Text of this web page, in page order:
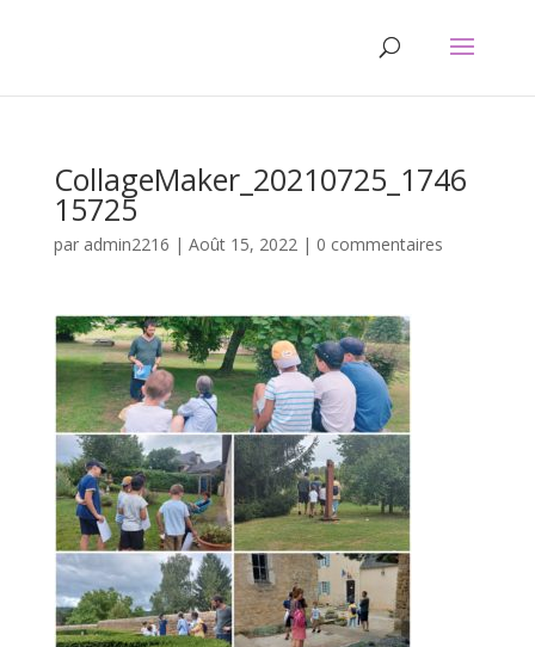
CollageMaker_20210725_1746
15725
par admin2216 | Août 15, 2022| 0 commentaires